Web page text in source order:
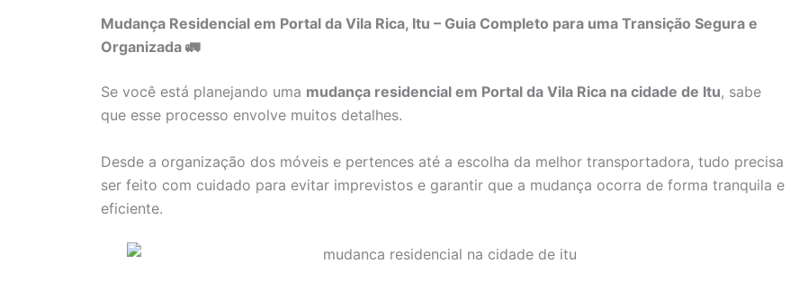
Mudança Residencial em Portal da Vila Rica, Itu – Guia Completo para uma Transição Segura e
Organizada 🚛
Se você está planejando uma mudança residencial em Portal da Vila Rica na cidade de Itu, sabe
que esse processo envolve muitos detalhes.
Desde a organização dos móveis e pertences até a escolha da melhor transportadora, tudo precisa
ser feito com cuidado para evitar imprevistos e garantir que a mudança ocorra de forma tranquila e
eficiente.